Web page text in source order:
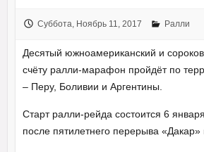
Суббота, Ноябрь 11, 2017 Ралли
Десятый южноамериканский и
счёту ралли-марафон пройдёт по
– Перу, Боливии и Аргентины.
Старт ралли-рейда состоится 6
после пятилетнего перерыва «Дакар»